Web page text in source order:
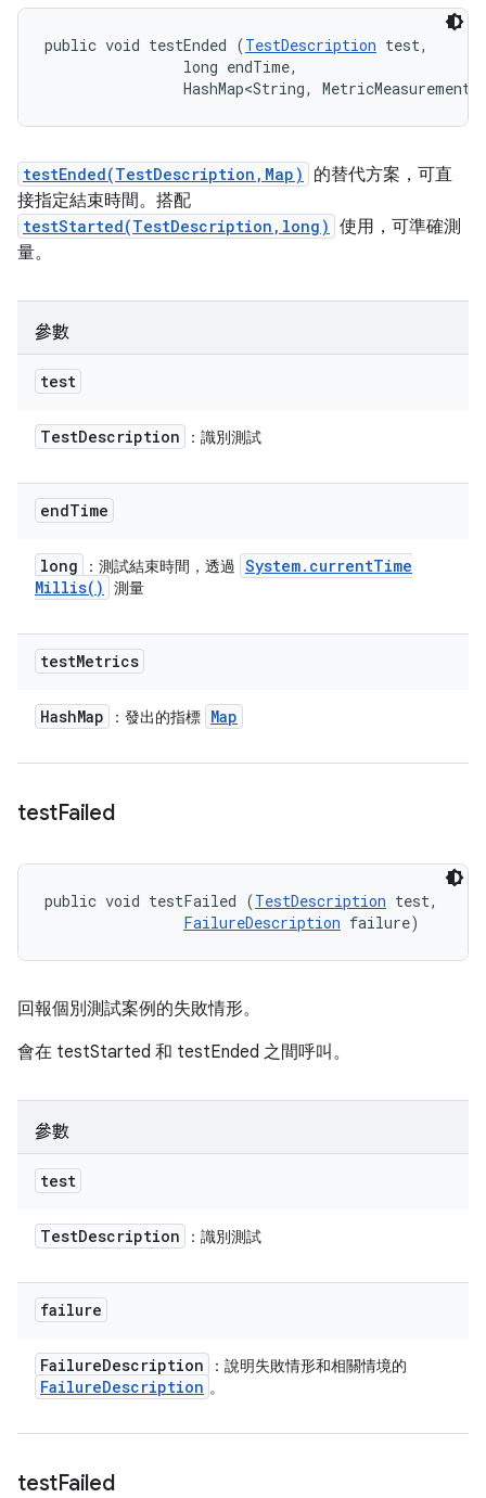
public void testEnded (TestDescription test,
                long endTime,
HashMap<String,
testEnded(TestDescription,Map)
的替代方案，可直
接指定結束時間。搭配
testStarted(TestDescription,long) 使用，可準確測
量。
參數
test
TestDescription ：識別測試
endTime
long ：測試結束時間，透過 System. currentTime
Millis( ) 測量
testMetrics
HashMap ：發出的指標 Map
testFailed
public void testFailed (TestDescription test,
FailureDescription failure)
回報個別測試案例的失敗情形。
會在 testStarted 和 testEnded 之間呼叫。
參數
test
TestDescription ：識別測試
failure
FailureDescription ：說明失敗情形和相關情境的
FailureDescription 。
testFailed